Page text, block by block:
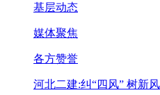
基层动态
媒体聚焦
各方赞誉
河北二建:纠“四风” 树新风